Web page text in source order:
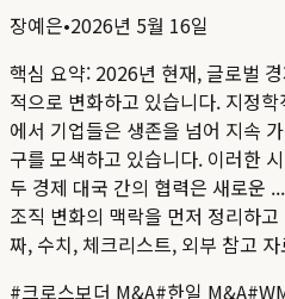
장예은•2026년 5월 16일
핵심 요약: 2026년 현재, 글로벌
적으로 변화하고 있습니다. 지정
에서 기업들은 생존을 넘어 지속
구를 모색하고 있습니다. 이러한
두 경제 대국 간의 협력은 새로운 ...
조직 변화의 맥락을 먼저 정리하
짜, 수치, 체크리스트, 외부 참고
#크로스보더 M&A#한일 M&A#